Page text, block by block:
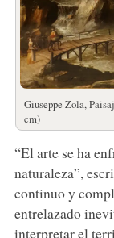
Giuseppe Zola,
cm)
“El arte se ha
naturaleza”,
continuo y
entrelazado
interpretar el